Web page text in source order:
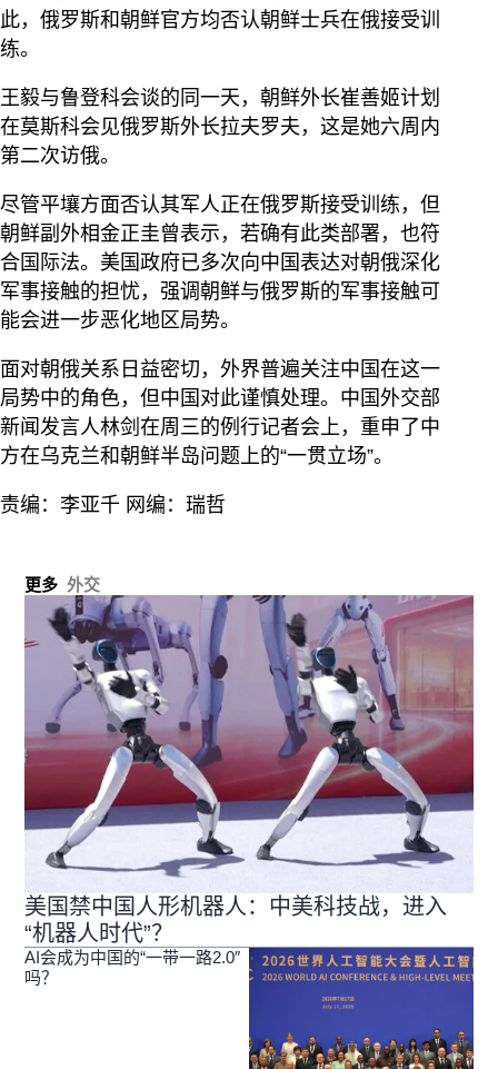
此，俄罗斯和朝鲜官方均否认朝鲜士兵在俄接受训
练。
王毅与鲁登科会谈的同一天，朝鲜外长崔善姬计划
在莫斯科会见俄罗斯外长拉夫罗夫，这是她六周内
第二次访俄。
尽管平壤方面否认其军人正在俄罗斯接受训练，但
朝鲜副外相金正圭曾表示，若确有此类部署，也符
合国际法。美国政府已多次向中国表达对朝俄深化
军事接触的担忧，强调朝鲜与俄罗斯的军事接触可
能会进一步恶化地区局势。
面对朝俄关系日益密切，外界普遍关注中国在这一
局势中的角色，但中国对此谨慎处理。中国外交部
新闻发言人林剑在周三的例行记者会上，重申了中
方在乌克兰和朝鲜半岛问题上的“一贯立场”。
责编：李亚千 网编：瑞哲
更多 外交
美国禁中国人形机器人：中美科技战，进入
“机器人时代”？
AI会成为中国的“一带一路2.0″
吗？